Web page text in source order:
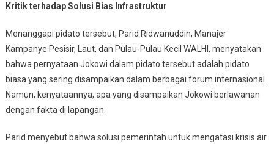
Kritik terhadap Solusi Bias Infrastruktur
Menanggapi pidato tersebut, Parid Ridwanuddin, Manajer
Kampanye Pesisir, Laut, dan Pulau-Pulau Kecil WALHI, menyatakan
bahwa pernyataan Jokowi dalam pidato tersebut adalah pidato
biasa yang sering disampaikan dalam berbagai forum internasional.
Namun, kenyataannya, apa yang disampaikan Jokowi berlawanan
dengan fakta di lapangan.
Parid menyebut bahwa solusi pemerintah untuk mengatasi krisis air